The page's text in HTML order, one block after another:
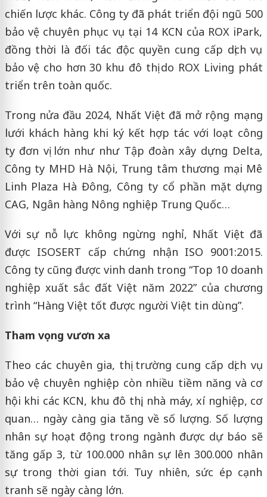
chiến lược khác. Công ty đã phát triển đội ngũ 500
bảo vệ chuyên phục vụ tại 14 KCN của ROX iPark,
đồng thời là đối tác độc quyền cung cấp dịch vụ
bảo vệ cho hơn 30 khu đô thị do ROX Living phát
triển trên toàn quốc.
Trong nửa đầu 2024, Nhất Việt đã mở rộng mạng
lưới khách hàng khi ký kết hợp tác với loạt công
ty đơn vị lớn như như Tập đoàn xây dựng Delta,
Công ty MHD Hà Nội, Trung tâm thương mại Mê
Linh Plaza Hà Đông, Công ty cổ phần mặt dựng
CAG, Ngân hàng Nông nghiệp Trung Quốc…
Với sự nỗ lực không ngừng nghỉ, Nhất Việt đã
được ISOSERT cấp chứng nhận ISO 9001:2015.
Công ty cũng được vinh danh trong “Top 10 doanh
nghiệp xuất sắc đất Việt năm 2022” của chương
trình “Hàng Việt tốt được người Việt tin dùng”.
Tham vọng vươn xa
Theo các chuyên gia, thị trường cung cấp dịch vụ
bảo vệ chuyên nghiệp còn nhiều tiềm năng và cơ
hội khi các KCN, khu đô thị, nhà máy, xí nghiệp, cơ
quan… ngày càng gia tăng về số lượng. Số lượng
nhân sự hoạt động trong ngành được dự báo sẽ
tăng gấp 3, từ 100.000 nhân sự lên 300.000 nhân
sự trong thời gian tới. Tuy nhiên, sức ép cạnh
tranh sẽ ngày càng lớn.